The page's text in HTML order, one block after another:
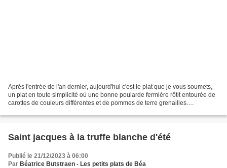
Après l'entrée de l'an dernier, aujourd'hui c'est le plat que je vous soumets,
un plat en toute simplicité où une bonne poularde fermière rôtit entourée de
carottes de couleurs différentes et de pommes de terre grenailles.
Saint jacques à la truffe blanche d'été
Publié le 21/12/2023 à 06:00
Par Béatrice Butstraen - Les petits plats de Béa